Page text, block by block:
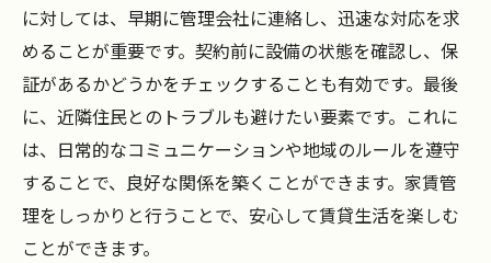
家賃管理の重要性と碧南市での実践方法
家賃管理が生活に及ぼす影響とその重要性
碧南市での家賃管理の実践的なステップ
家賃管理を向上させるための日常的な取り
組み
地域特性を活かした家賃管理の実践法
住環境を守る家賃管理の役割
に対しては、早期に管理会社に連絡し、迅速な対応を求
めることが重要です。契約前に設備の状態を確認し、保
証があるかどうかをチェックすることも有効です。最後
に、近隣住民とのトラブルも避けたい要素です。これに
は、日常的なコミュニケーションや地域のルールを遵守
することで、良好な関係を築くことができます。家賃管
理をしっかりと行うことで、安心して賃貸生活を楽しむ
ことができます。